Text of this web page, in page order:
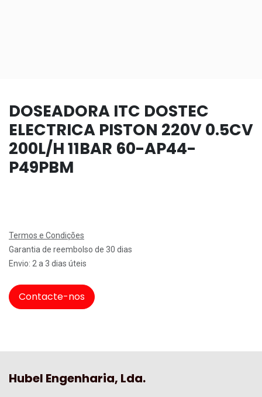
DOSEADORA ITC DOSTEC
ELECTRICA PISTON 220V 0.5CV
200L/H 11BAR 60-AP44-
P49PBM
Termos e Condições
Garantia de reembolso de 30 dias
Envio: 2 a 3 dias úteis
Contacte-nos
Hubel Engenharia, Lda.